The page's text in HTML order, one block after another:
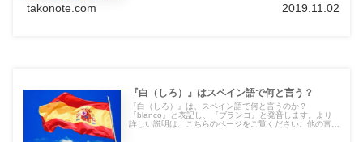
takonote.com 2019.11.02
『白（しろ）』はスペイン語で何と言う？
『白（しろ）』は、スペイン語で何と言うのか？
『blanco』と表記し、『ブランコ』と発音します。より
詳しい説明は、こちらのページをご覧ください。他の言語